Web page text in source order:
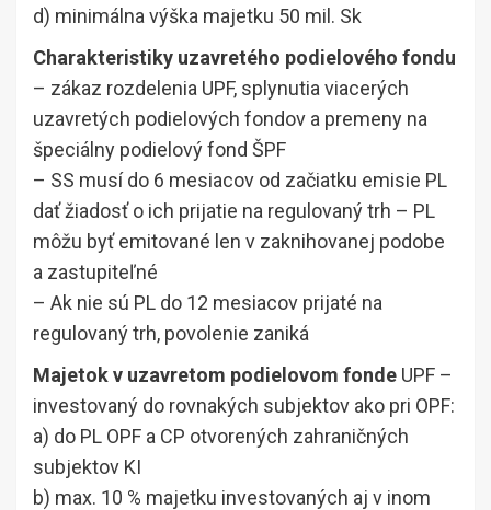
d) minimálna výška majetku 50 mil. Sk
Charakteristiky uzavretého podielového fondu
– zákaz rozdelenia UPF, splynutia viacerých
uzavretých podielových fondov a premeny na
špeciálny podielový fond ŠPF
– SS musí do 6 mesiacov od začiatku emisie PL
dať žiadosť o ich prijatie na regulovaný trh – PL
môžu byť emitované len v zaknihovanej podobe
a zastupiteľné
– Ak nie sú PL do 12 mesiacov prijaté na
regulovaný trh, povolenie zaniká
Majetok v uzavretom podielovom fonde UPF –
investovaný do rovnakých subjektov ako pri OPF:
a) do PL OPF a CP otvorených zahraničných
subjektov KI
b) max. 10 % majetku investovaných aj v inom